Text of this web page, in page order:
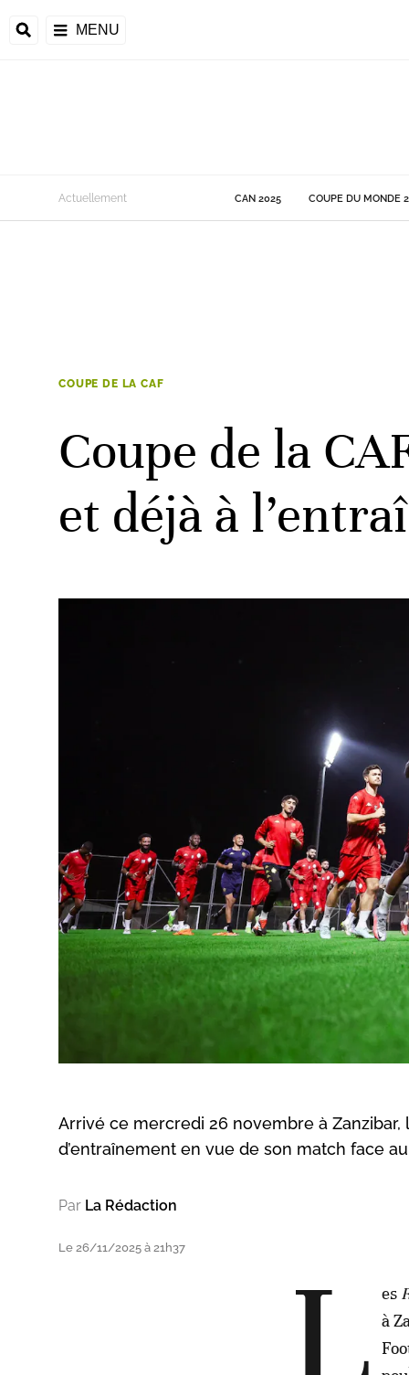
MENU
de la CAF
Actuellement CAN 2025 COUPE DU MONDE
COUPE DE LA CAF
Coupe de la
et déjà à
Arrivé ce mercredi 26 novembre à
d’entraînement en vue de son match face au
Par La Rédaction
Le 26/11/2025 à 21h37
es
à